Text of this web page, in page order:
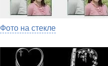
Фото на стекле